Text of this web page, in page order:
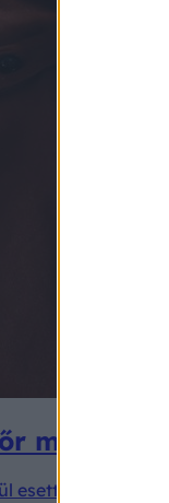
mentette
esett össze az